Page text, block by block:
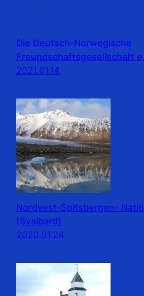
Die Deutsch-Norwegische
Freundschaftsgesellschaft
2021.01.14
Nordvest-Spitsbergen-
(Svalbard)
2020.01.24